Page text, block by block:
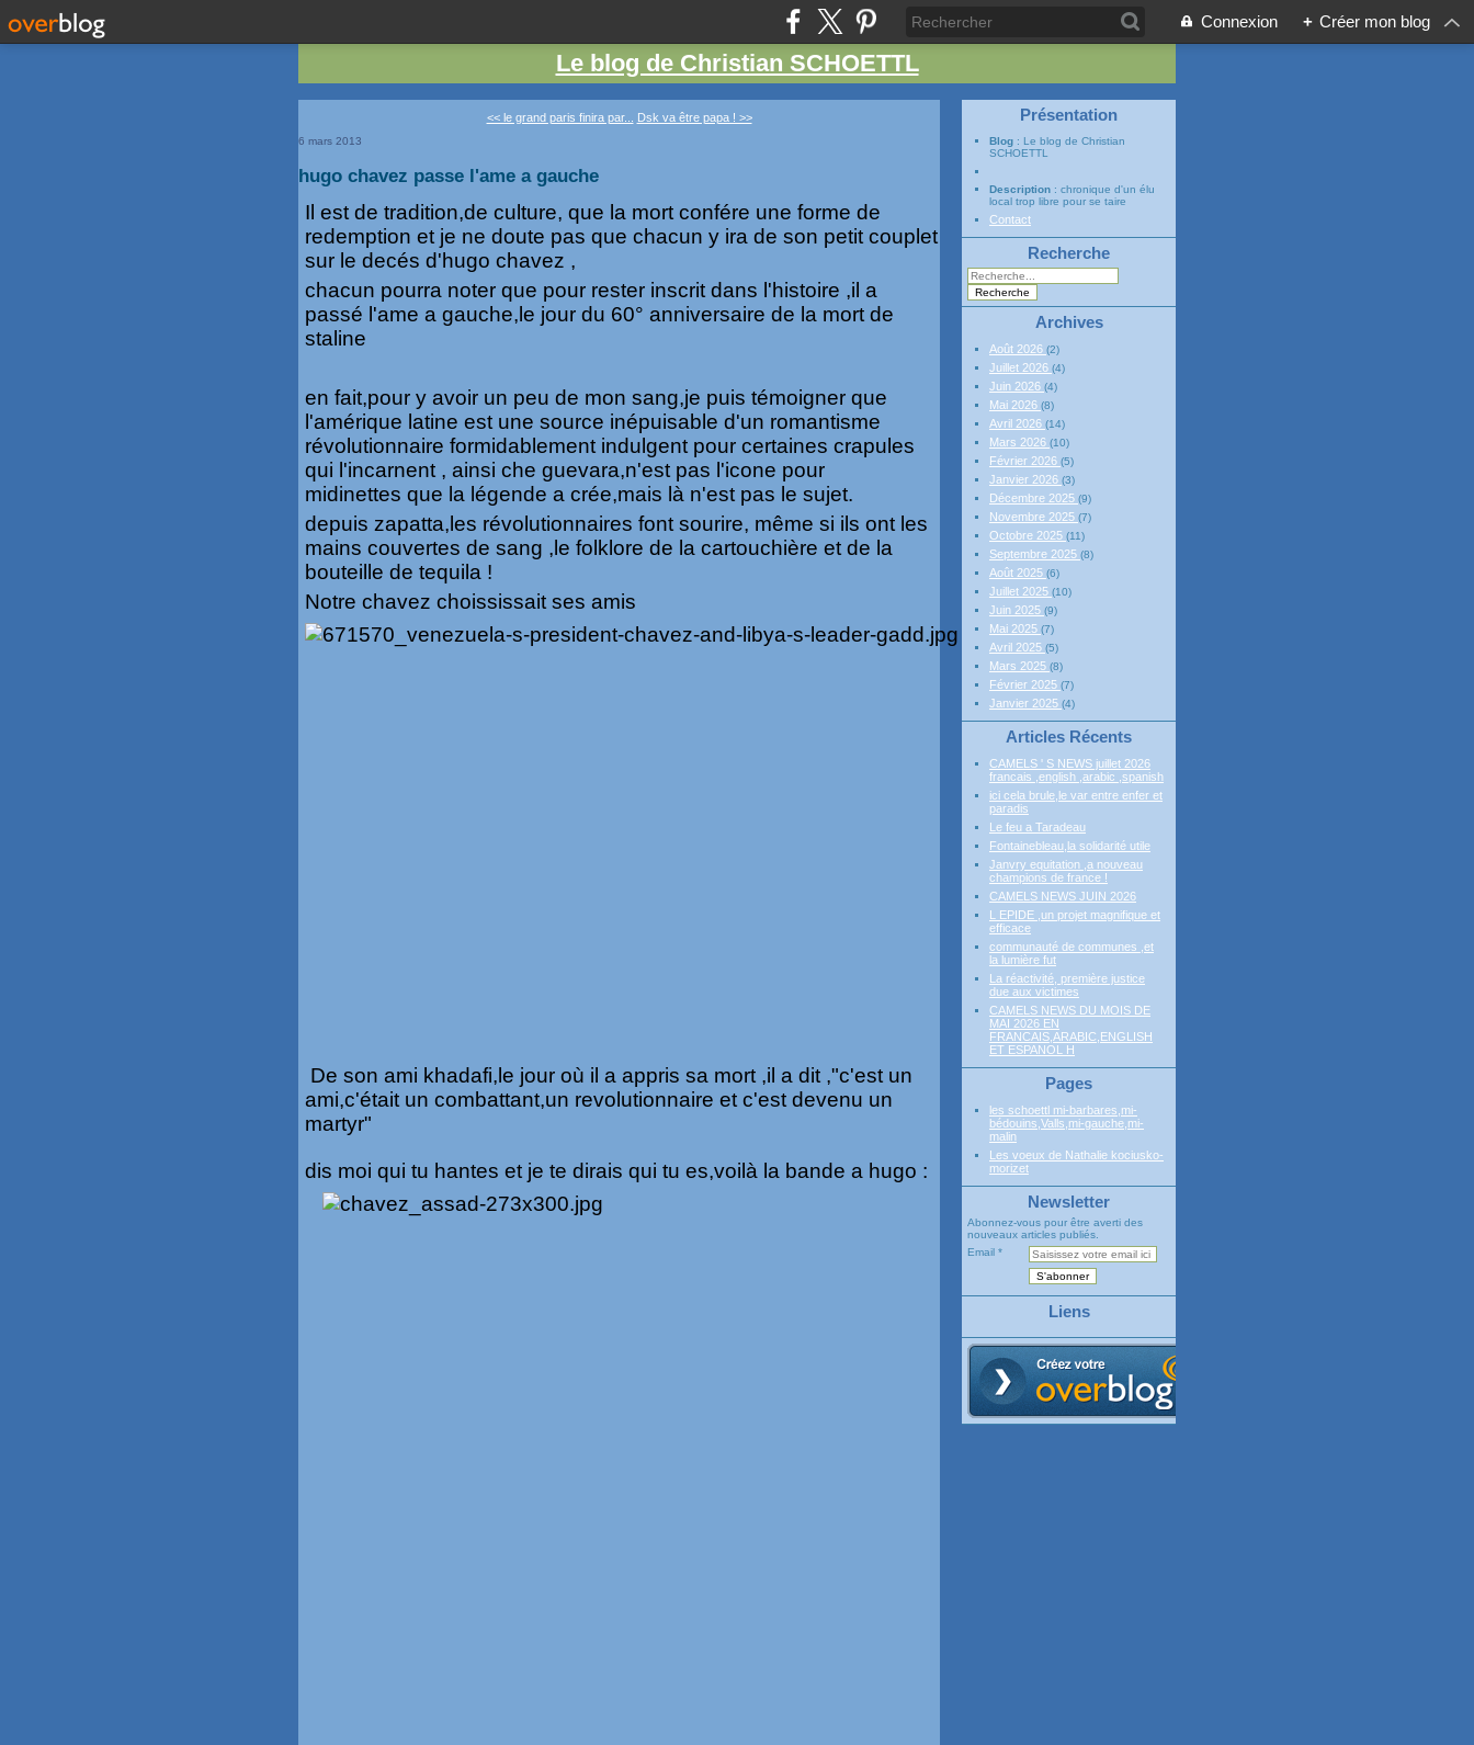
Connexion + Créer mon blog
Le blog de Christian SCHOETTL
<< le grand paris finira par... Dsk va être papa ! >>
6 mars 2013
hugo chavez passe l'ame a gauche
Il est de tradition,de culture, que la mort confére une forme de
redemption et je ne doute pas que chacun y ira de son petit couplet
sur le decés d'hugo chavez ,
chacun pourra noter que pour rester inscrit dans l'histoire ,il a
passé l'ame a gauche,le jour du 60° anniversaire de la mort de
staline
en fait,pour y avoir un peu de mon sang,je puis témoigner que
l'amérique latine est une source inépuisable d'un romantisme
révolutionnaire formidablement indulgent pour certaines crapules
qui l'incarnent , ainsi che guevara,n'est pas l'icone pour
midinettes que la légende a crée,mais là n'est pas le sujet.
depuis zapatta,les révolutionnaires font sourire, même si ils ont les
mains couvertes de sang ,le folklore de la cartouchière et de la
bouteille de tequila !
Notre chavez choississait ses amis
De son ami khadafi,le jour où il a appris sa mort ,il a dit ,"c'est un
ami,c'était un combattant,un revolutionnaire et c'est devenu un
martyr"
dis moi qui tu hantes et je te dirais qui tu es,voilà la bande a hugo :
Présentation
Blog : Le blog de Christian
SCHOETTL
Description : chronique d'un élu
local trop libre pour se taire
Contact
Recherche
Archives
Août 2026 (2)
Juillet 2026 (4)
Juin 2026 (4)
Mai 2026 (8)
Avril 2026 (14)
Mars 2026 (10)
Février 2026 (5)
Janvier 2026 (3)
Décembre 2025 (9)
Novembre 2025 (7)
Octobre 2025 (11)
Septembre 2025 (8)
Août 2025 (6)
Juillet 2025 (10)
Juin 2025 (9)
Mai 2025 (7)
Avril 2025 (5)
Mars 2025 (8)
Février 2025 (7)
Janvier 2025 (4)
Articles Récents
CAMELS ' S NEWS juillet 2026
francais ,english ,arabic ,spanish
ici cela brule,le var entre enfer et
paradis
Le feu a Taradeau
Fontainebleau,la solidarité utile
Janvry equitation ,a nouveau
champions de france !
CAMELS NEWS JUIN 2026
L EPIDE ,un projet magnifique et
efficace
communauté de communes ,et
la lumière fut
La réactivité, première justice
due aux victimes
CAMELS NEWS DU MOIS DE
MAI 2026 EN
FRANCAIS,ARABIC,ENGLISH
ET ESPANOL H
Pages
les schoettl mi-barbares,mi-
bédouins,Valls,mi-gauche,mi-
malin
Les voeux de Nathalie kociusko-
morizet
Newsletter
Abonnez-vous pour être averti des
nouveaux articles publiés.
Email
Liens